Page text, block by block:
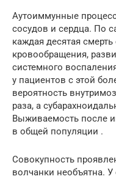
Аутоиммунные
сосудов и сердца. По
каждая десятая
кровообращения,
системного
у пациентов с этой
вероятность
раза, а
Выживаемость после
в общей популяции .
Совокупность
волчанки необъятна.